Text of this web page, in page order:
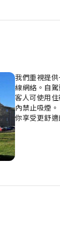
我們重視提
線網絡。自
客人可使用
內禁止吸煙
你享受更舒
樂需求。